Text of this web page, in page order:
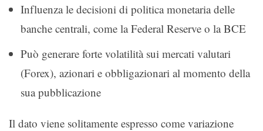
Influenza le decisioni di politica monetaria delle
banche centrali, come la Federal Reserve o la BCE
Può generare forte volatilità sui mercati valutari
(Forex), azionari e obbligazionari al momento della
sua pubblicazione
Il dato viene solitamente espresso come variazione